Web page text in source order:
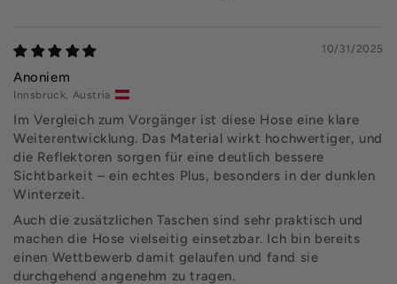
10/31/2025
Anoniem
Innsbruck, Austria
Im Vergleich zum Vorgänger ist diese Hose eine klare
Weiterentwicklung. Das Material wirkt hochwertiger, und
die Reflektoren sorgen für eine deutlich bessere
Sichtbarkeit – ein echtes Plus, besonders in der dunklen
Winterzeit.
Auch die zusätzlichen Taschen sind sehr praktisch und
machen die Hose vielseitig einsetzbar. Ich bin bereits
einen Wettbewerb damit gelaufen und fand sie
durchgehend angenehm zu tragen.